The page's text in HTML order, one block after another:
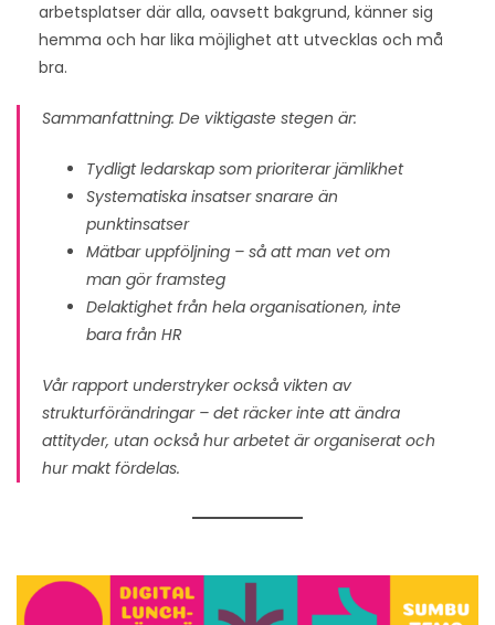
arbetsplatser där alla, oavsett bakgrund, känner sig
hemma och har lika möjlighet att utvecklas och må
bra.
Sammanfattning: De viktigaste stegen är:
Tydligt ledarskap som prioriterar jämlikhet
Systematiska insatser snarare än
punktinsatser
Mätbar uppföljning – så att man vet om
man gör framsteg
Delaktighet från hela organisationen, inte
bara från HR
Vår rapport understryker också vikten av
strukturförändringar – det räcker inte att ändra
attityder, utan också hur arbetet är organiserat och
hur makt fördelas.